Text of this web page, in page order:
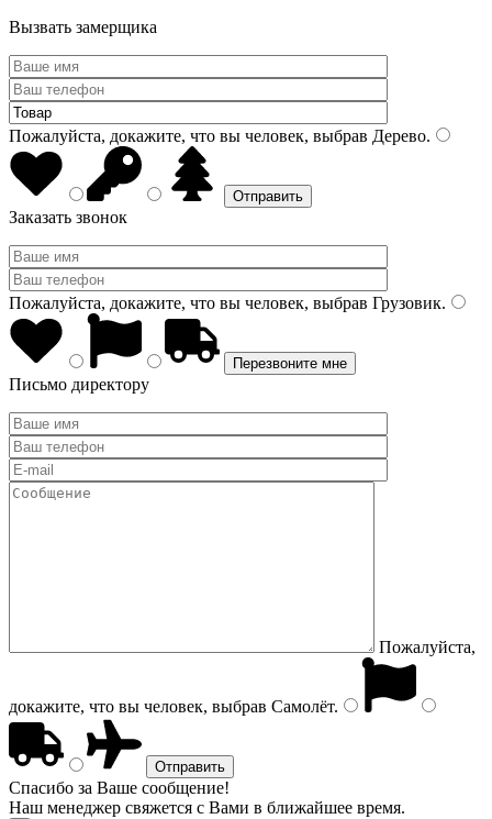
Вызвать замерщика
Пожалуйста, докажите, что вы человек, выбрав Дерево.
Заказать звонок
Пожалуйста, докажите, что вы человек, выбрав Грузовик.
Письмо директору
Пожалуйста,
докажите, что вы человек, выбрав Самолёт.
Спасибо за Ваше сообщение!
Наш менеджер свяжется с Вами в ближайшее время.